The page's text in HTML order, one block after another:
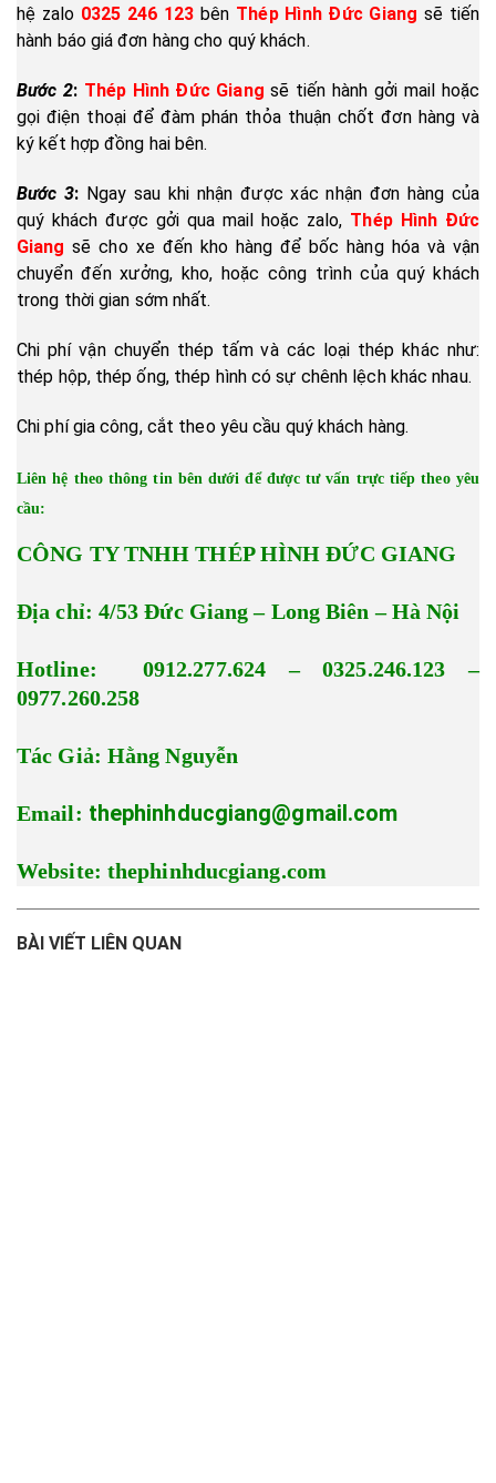
hệ zalo 0325 246 123 bên Thép Hình Đức Giang sẽ tiến
hành báo giá đơn hàng cho quý khách.
Bước 2: Thép Hình Đức Giangsẽ tiến hành gởi mail hoặc
gọi điện thoại để đàm phán thỏa thuận chốt đơn hàng và
ký kết hợp đồng hai bên.
Bước 3: Ngay sau khi nhận được xác nhận đơn hàng của
quý khách được gởi qua mail hoặc zalo, Thép Hình Đức
Giangsẽ cho xe đến kho hàng để bốc hàng hóa và vận
chuyển đến xưởng, kho, hoặc công trình của quý khách
trong thời gian sớm nhất.
Chi phí vận chuyển thép tấm và các loại thép khác như:
thép hộp, thép ống, thép hình có sự chênh lệch khác nhau.
Chi phí gia công, cắt theo yêu cầu quý khách hàng.
Liên hệ theo thông tin bên dưới để được tư vấn trực tiếp theo yêu
cầu:
CÔNG TY TNHH THÉP HÌNH ĐỨC GIANG
Địa chỉ: 4/53 Đức Giang – Long Biên – Hà Nội
Hotline: 0912.277.624 – 0325.246.123 –
0977.260.258
Tác Giả: Hằng Nguyễn
Email: thephinhducgiang@gmail.com
Website: thephinhducgiang.com
BÀI VIẾT LIÊN QUAN